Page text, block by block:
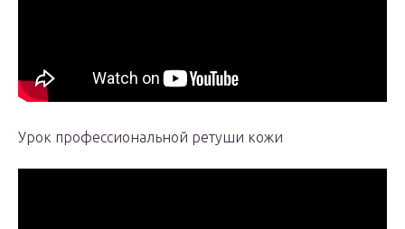
Урок профессиональной ретуши кожи